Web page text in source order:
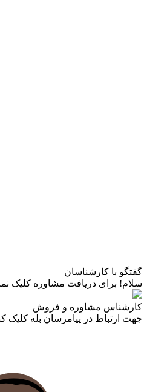
گفتگو با کارشناسان
سلام! برای دریافت مشاوره کلیک
کارشناس مشاوره و فروش
جهت ارتباط در پیامرسان بله کلیک